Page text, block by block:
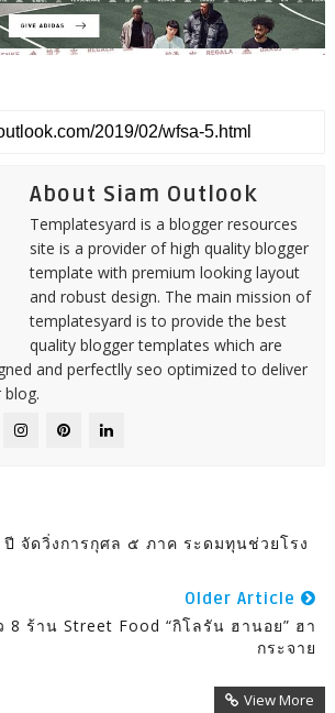
About Siam Outlook
Templatesyard is a blogger resources
site is a provider of high quality blogger
template with premium looking layout
and robust design. The main mission of
templatesyard is to provide the best
quality blogger templates which are
and perfectlly seo optimized to deliver
จัดวิ่งการกุศล ๕ ภาค ระดมทุนช่วยโรง
Older Article
8 ร้าน Street Food “กิโลรัน ฮานอย” ฮา
กระจาย
View More